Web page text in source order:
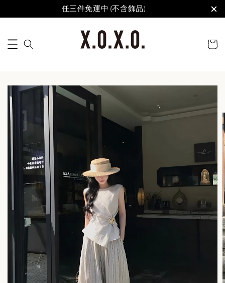
任三件免運中 (不含飾品)